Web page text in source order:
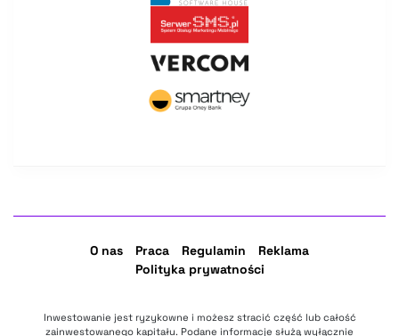
O nas Praca Regulamin
Reklama
Polityka prywatności
Inwestowanie jest ryzykowne i możesz stracić część lub całość
zainwestowanego kapitału. Podane informacje służą wyłącznie